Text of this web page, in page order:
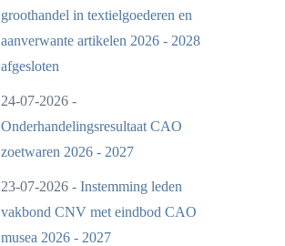
groothandel in textielgoederen en
aanverwante artikelen 2026 - 2028
afgesloten
24-07-2026 -
Onderhandelingsresultaat CAO
zoetwaren 2026 - 2027
23-07-2026 - Instemming leden
vakbond CNV met eindbod CAO
musea 2026 - 2027